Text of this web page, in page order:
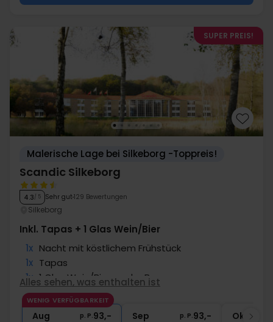
SUPER PREIS!
Malerische Lage bei Silkeborg -Toppreis!
Scandic Silkeborg
4.3/ 5 Sehr gut 129 Bewertungen
Silkeborg
Inkl. Tapas + 1 Glas Wein/Bier
1x Nacht mit köstlichem Frühstück
1x Tapas
1x 1 Glas Wein/Bier an der Bar
1x Kaffee zum Mitnehmen
∞ Gratis Parken
Alles sehen, was enthalten ist
WENIG VERFÜGBARKEIT
Aug p. P.93,- Sep p. P.93,- Okt